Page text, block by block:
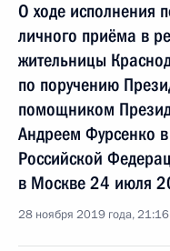
О ходе исполнения
личного приёма в
жительницы
по поручению
помощником
Андреем Фурсенко
Российской
в Москве 24 июля
28 ноября 2019 года, 21:16